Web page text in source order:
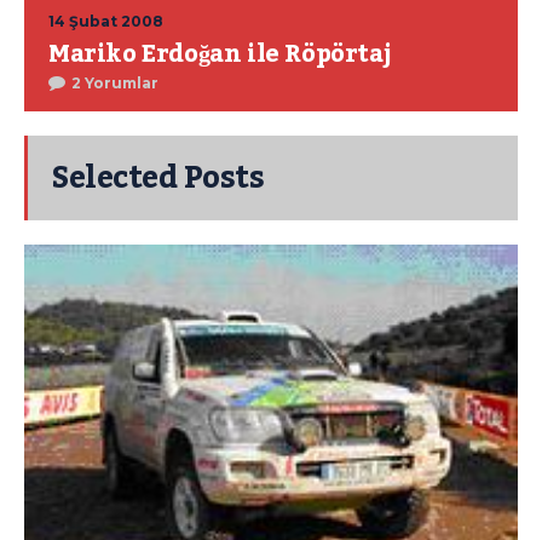
14 Şubat 2008
Mariko Erdoğan ile Röpörtaj
2 Yorumlar
Selected Posts